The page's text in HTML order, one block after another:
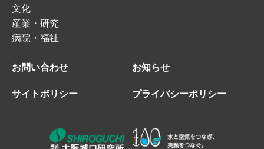
文化
産業・研究
病院・福祉
お問い合わせ お知らせ
サイトポリシー プライバシーポリシー